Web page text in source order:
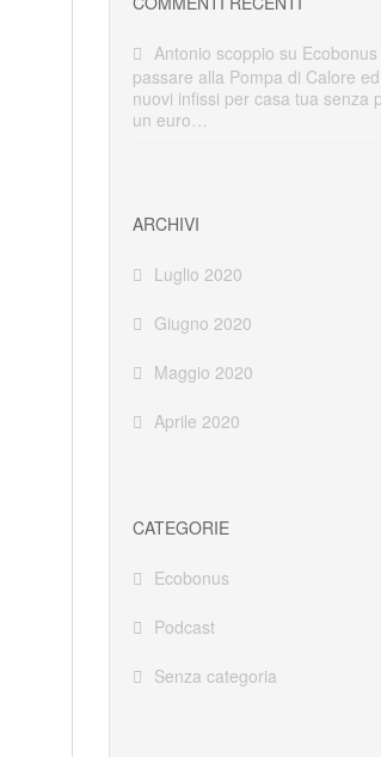
Antonio scoppio su
passare alla Pompa di Calore
nuovi infissi per casa tua senza
un euro…
ARCHIVI
Luglio 2020
Giugno 2020
Maggio 2020
Aprile 2020
CATEGORIE
Ecobonus
Podcast
Senza categoria